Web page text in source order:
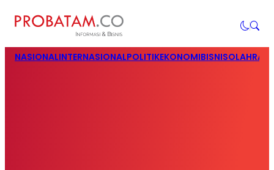
NASIONALINTERNASIONALPOLITIKEKONOMIBISNIS